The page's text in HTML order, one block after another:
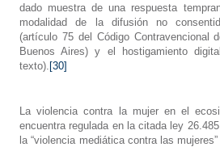
dado muestra de una respuesta
modalidad de la difusión no
(artículo 75 del Código Contravencional
Buenos Aires) y el hostigamiento
texto). [30]
La violencia contra la mujer en el
encuentra regulada en la citada ley
la “violencia mediática contra las